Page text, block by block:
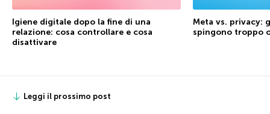
Igiene digitale dopo la fine di una
relazione: cosa controllare e cosa
disattivare
Meta vs. privacy:
spingono troppo
Leggi il prossimo post